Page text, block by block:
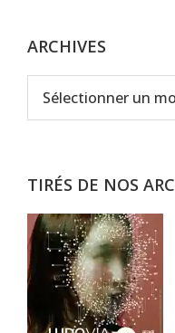
ARCHIVES
TIRÉS DE NOS